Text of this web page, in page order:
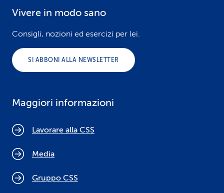
Vivere in modo sano
Consigli, nozioni ed esercizi per lei.
SI ABBONI ALLA NEWSLETTER
Maggiori informazioni
Lavorare alla CSS
Media
Gruppo CSS